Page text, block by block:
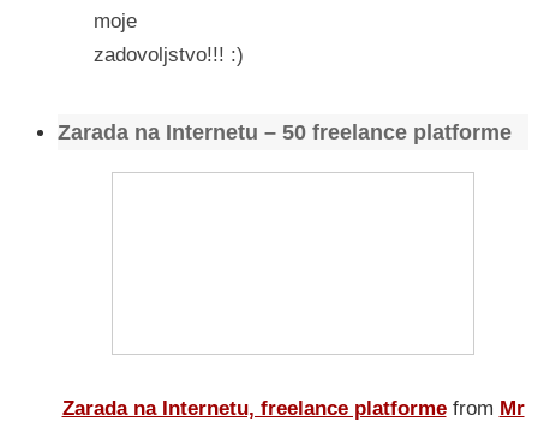
moje
zadovoljstvo!!! :)
Zarada na Internetu – 50 freelance platforme
Zarada na Internetu, freelance platforme from Mr